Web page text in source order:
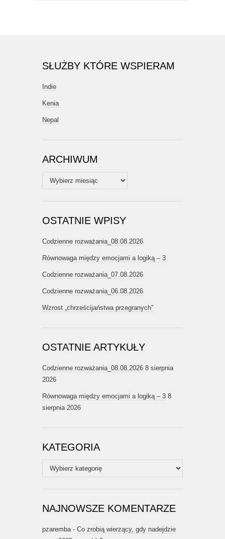
SŁUŻBY KTÓRE WSPIERAM
Indie
Kenia
Nepal
ARCHIWUM
Archiwum
OSTATNIE WPISY
Codzienne rozważania_08.08.2026
Równowaga między emocjami a logiką – 3
Codzienne rozważania_07.08.2026
Codzienne rozważania_06.08.2026
Wzrost „chrześcijaństwa przegranych”
OSTATNIE ARTYKUŁY
Codzienne rozważania_08.08.2026 8 sierpnia
2026
Równowaga między emocjami a logiką – 3 8
sierpnia 2026
KATEGORIA
Kategoria
NAJNOWSZE KOMENTARZE
pzaremba - Co zrobią wierzący, gdy nadejdzie